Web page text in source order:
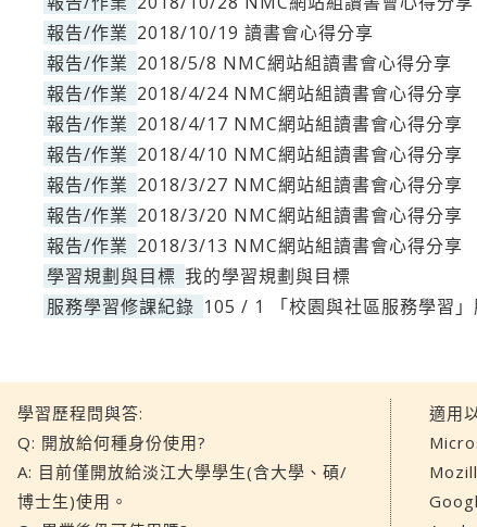
報告/作業 2018/10/19 讀書會心得分享
報告/作業 2018/5/8 NMC網站組讀書會心得分享
報告/作業 2018/4/24 NMC網站組讀書會心得分享
報告/作業 2018/4/17 NMC網站組讀書會心得分享
報告/作業 2018/4/10 NMC網站組讀書會心得分享
報告/作業 2018/3/27 NMC網站組讀書會心得分享
報告/作業 2018/3/20 NMC網站組讀書會心得分享
報告/作業 2018/3/13 NMC網站組讀書會心得分享
學習規劃與目標 我的學習規劃與目標
服務學習修課紀錄 105 / 1 「校園與社區服務學習
學習歷程問與答:
Q: 開放給何種身份使用?
A: 目前僅開放給淡江大學學生(含大學、碩/
博士生)使用。
適用